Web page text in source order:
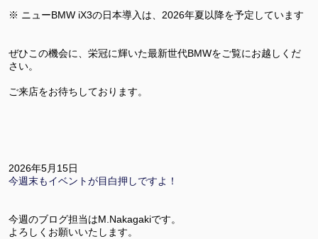
※ ニューBMW iX3の日本導入は、2026年夏以降を予定しています
ぜひこの機会に、栄冠に輝いた最新世代BMWをご覧にお越しくだ
さい。
ご来店をお待ちしております。
2026年5月15日
今週末もイベントが目白押しですよ！
今週のブログ担当はM.Nakagakiです。
よろしくお願いいたします。